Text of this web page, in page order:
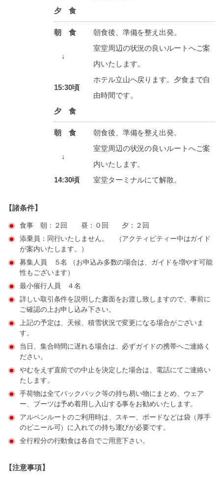
夕 食
朝 食 朝食後、準備を整え出発。
↓
室堂周辺の状況の良いルートへご案
内いたします。
15:30頃
ホテル立山へ戻ります。夕食まで自
由時間です。
夕 食
朝 食 朝食後、準備を整え出発。
↓
室堂周辺の状況の良いルートへご案
内いたします。
14:30頃
室堂ターミナルにて解散。
【諸条件】
食事 朝：２回 昼：０回 夕：２回
添乗員：同行いたしません。 （アクティビティー中はガイド
が案内いたします。）
募集人員 ５名 （お申込み多数の場合は、ガイドを増やす可能
性もございます）
最小催行人員 ４名
詳しい取引条件を説明した書面をお渡し致しますので、事前に
ご確認の上お申し込み下さい。
上記の予定は、天候、積雪状況で変更になる場合がございま
す。
当日、集合時間に遅れる場合は、必ずガイドの携帯へご連絡く
ださい。
やむをえず直前での中止を決定した場合は、電話にてご連絡い
たします。
手荷物は全てバックパック等の持ち易い物にまとめ、ウェア
ー、ブーツは予め着用し入山する事をお勧めいたします。
アルペンルートのご利用時は、スキー、ボードなどは袋（厚手
のビニール可）に入れての持ち運びが必要です。
全行程分の行動食は各自でご用意下さい。
【注意事項】